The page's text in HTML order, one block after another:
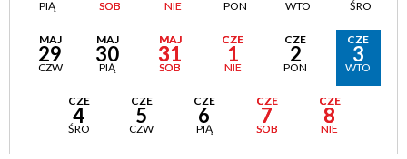
PIĄ SOB NIE PON WTO ŚRO
MAJ
29
CZW
MAJ
30
PIĄ
MAJ
31
SOB
CZE
1
NIE
CZE
2
PON
CZE
3
WTO
CZE
4
ŚRO
CZE
5
CZW
CZE
6
PIĄ
CZE
7
SOB
CZE
8
NIE